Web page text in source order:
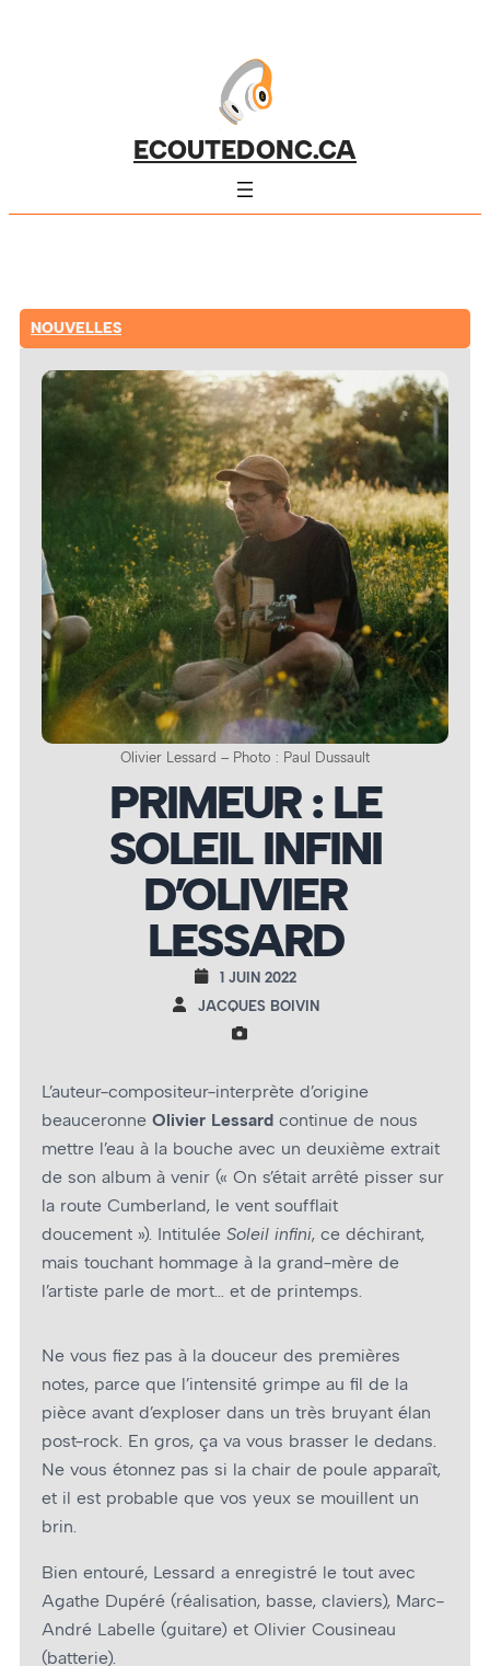
ECOUTEDONC.CA
NOUVELLES
Olivier Lessard – Photo : Paul Dussault
PRIMEUR : LE
SOLEIL INFINI
D’OLIVIER
LESSARD
1 JUIN 2022
JACQUES BOIVIN
L’auteur-compositeur-interprète d’origine
beauceronne Olivier Lessard continue de nous
mettre l’eau à la bouche avec un deuxième extrait
de son album à venir (« On s’était arrêté pisser sur
la route Cumberland, le vent soufflait
doucement »). Intitulée Soleil infini, ce déchirant,
mais touchant hommage à la grand-mère de
l’artiste parle de mort… et de printemps.
Ne vous fiez pas à la douceur des premières
notes, parce que l’intensité grimpe au fil de la
pièce avant d’exploser dans un très bruyant élan
post-rock. En gros, ça va vous brasser le dedans.
Ne vous étonnez pas si la chair de poule apparaît,
et il est probable que vos yeux se mouillent un
brin.
Bien entouré, Lessard a enregistré le tout avec
Agathe Dupéré (réalisation, basse, claviers), Marc-
André Labelle (guitare) et Olivier Cousineau
(batterie).